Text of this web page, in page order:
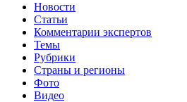
Новости
Статьи
Комментарии экспертов
Темы
Рубрики
Страны и регионы
Фото
Видео